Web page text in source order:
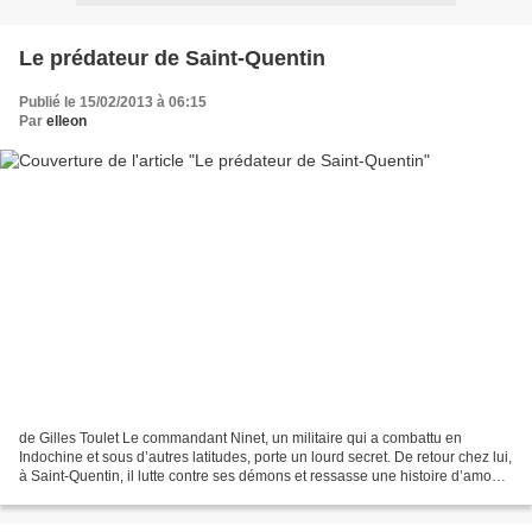
Le prédateur de Saint-Quentin
Publié le 15/02/2013 à 06:15
Par elleon
de Gilles Toulet Le commandant Ninet, un militaire qui a combattu en
Indochine et sous d’autres latitudes, porte un lourd secret. De retour chez lui,
à Saint-Quentin, il lutte contre ses démons et ressasse une histoire d’amour